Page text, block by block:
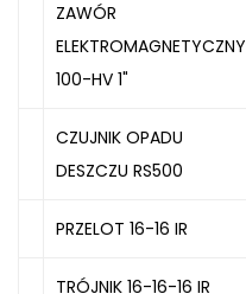
ZAWÓR
ELEKTROMAGNETYCZNY
100-HV 1"
CZUJNIK OPADU
DESZCZU RS500
PRZELOT 16-16 IR
TRÓJNIK 16-16-16 IR